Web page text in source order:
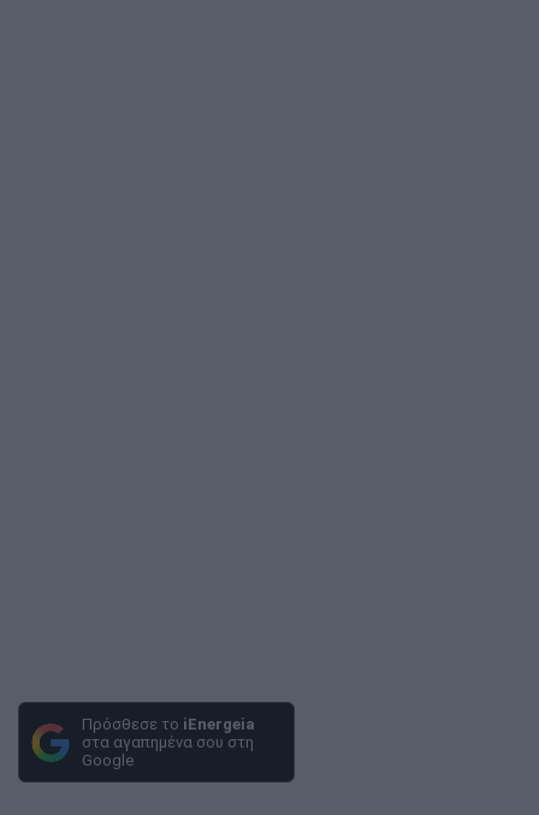
Πρόσθεσε το iEnergeia
στα αγαπημένα σου στη
Google